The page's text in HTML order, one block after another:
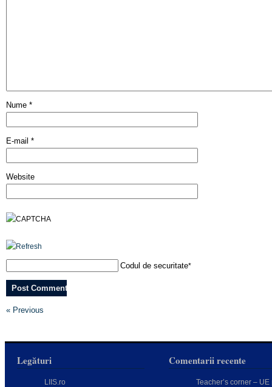
Nume *
E-mail *
Website
Codul de securitate*
« Previous
Legături
LIIS.ro
Comentarii recente
Teacher’s corner – UE